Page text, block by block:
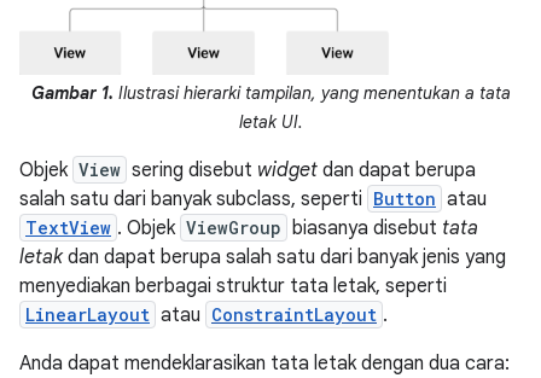
Gambar 1. Ilustrasi hierarki tampilan, yang menentukan a tata
letak UI.
Objek View sering disebut widget dan dapat berupa
salah satu dari banyak subclass, seperti Button atau
TextView . Objek ViewGroup biasanya disebut tata
letakdan dapat berupa salah satu dari banyak jenis yang
menyediakan berbagai struktur tata letak, seperti
LinearLayout atau ConstraintLayout .
Anda dapat mendeklarasikan tata letak dengan dua cara: